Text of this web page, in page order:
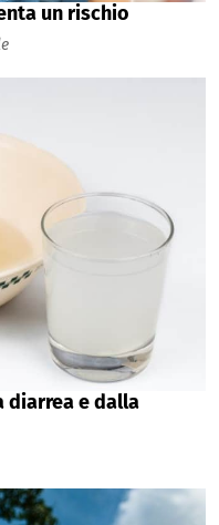
un rischio
diarrea e dalla